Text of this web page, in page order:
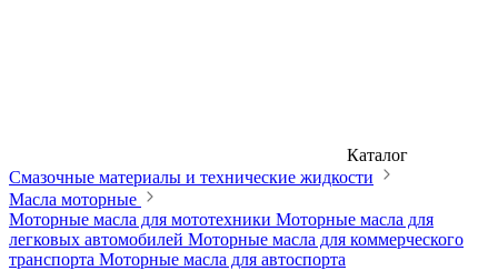
Каталог
Смазочные материалы и технические жидкости
Масла моторные
Моторные масла для мототехники Моторные масла для
легковых автомобилей Моторные масла для коммерческого
транспорта Моторные масла для автоспорта